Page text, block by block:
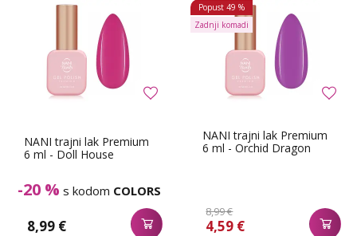
NANI trajni lak Premium
6 ml - Doll House
-20 % s kodom COLORS
8,99 €
NANI trajni lak Premium
6 ml - Orchid Dragon
8,99 €
4,59 €
Popust 49 %
Zadnji komadi